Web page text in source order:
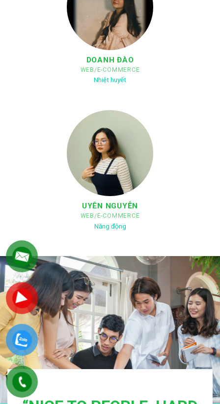
DOANH ĐÀO
WEB/E-COMMERCE
Nhiệt huyết
UYÊN NGUYỄN
WEB/E-COMMERCE
Năng động